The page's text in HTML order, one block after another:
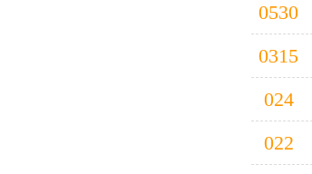
0530
0315
024
022